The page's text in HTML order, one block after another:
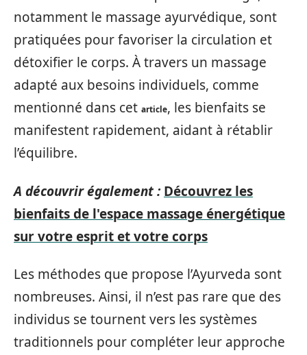
notamment le massage ayurvédique, sont
pratiquées pour favoriser la circulation et
détoxifier le corps. À travers un massage
adapté aux besoins individuels, comme
mentionné dans cet article, les bienfaits se
manifestent rapidement, aidant à rétablir
l’équilibre.
A découvrir également : Découvrez les
bienfaits de l'espace massage énergétique
sur votre esprit et votre corps
Les méthodes que propose l’Ayurveda sont
nombreuses. Ainsi, il n’est pas rare que des
individus se tournent vers les systèmes
traditionnels pour compléter leur approche